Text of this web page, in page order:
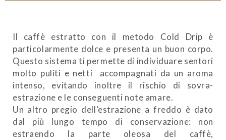
Il caffè estratto con il metodo Cold Drip è
particolarmente dolce e presenta un buon corpo.
Questo sistema ti permette di individuare sentori
molto puliti e netti accompagnati da un aroma
intenso, evitando inoltre il rischio di sovra-
estrazione e le conseguenti note amare.
Un altro pregio dell’estrazione a freddo è dato
dal più lungo tempo di conservazione: non
estraendo la parte oleosa del caffè,